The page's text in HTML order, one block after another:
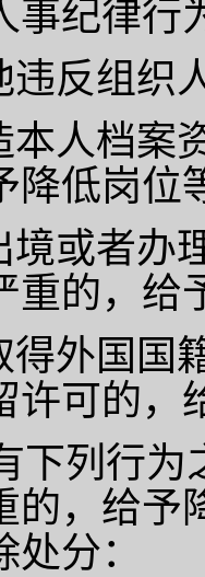
事纪律行
违反组织
本人档案
降低岗位
境或者办
重的，给
得外国国
许可的，
下列行为
的，给予
分：